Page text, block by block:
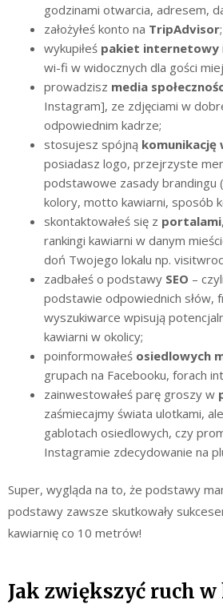
godzinami otwarcia, adresem,
założyłeś konto na TripAdvisor;
wykupiłeś pakiet internetowy
wi-fi w widocznych dla gości
prowadzisz media
Instagram], ze zdjęciami w
odpowiednim kadrze;
stosujesz spójną komunikację
posiadasz logo, przejrzyste
podstawowe zasady brandingu
kolory, motto kawiarni, sposób
skontaktowałeś się z portalami
rankingi kawiarni w danym
doń Twojego lokalu np.
zadbałeś o podstawy SEO –
podstawie odpowiednich słów,
wyszukiwarce wpisują
kawiarni w okolicy;
poinformowałeś osiedlowych
grupach na Facebooku, forach
zainwestowałeś parę groszy w
zaśmiecajmy świata ulotkami,
gablotach osiedlowych, czy
Instagramie zdecydowanie na
Super, wygląda na to, że podstawy
podstawy zawsze skutkowały
kawiarnię co 10 metrów!
Jak zwiększyć ruch